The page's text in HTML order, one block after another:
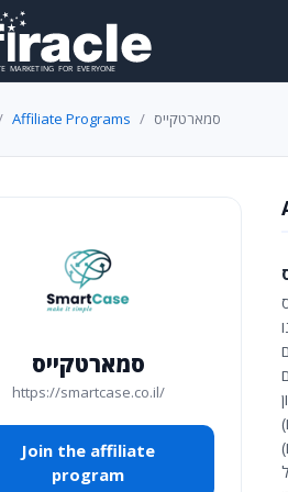
Affiliate Programs סמארטקייס
סמארטקייס
https://smartcase.co.il/
Join the affiliate
program